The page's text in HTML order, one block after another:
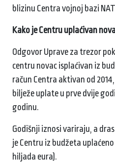
blizinu Centra vojnoj bazi
Kako je Centru uplaćivan
Odgovor Uprave za trezor
centru novac isplaćivan iz
račun Centra aktivan od
bilježe uplate u prve dvije
godinu.
Godišnji iznosi variraju, a
je Centru iz budžeta
hiljada eura).